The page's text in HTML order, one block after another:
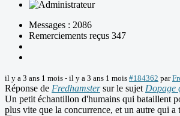
Messages : 2086
Remerciements reçus 347
il y a 3 ans 1 mois - il y a 3 ans 1 mois #184362 par
Réponse de Fredhamstersur le sujet Dopage
Un petit échantillon d'humains qui bataillent
plus vite que la concurrence, et un autre qui a